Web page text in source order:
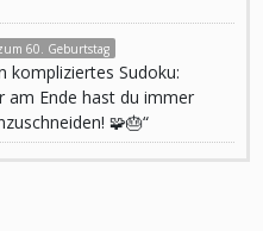
60. Geburtstag
kompliziertes Sudoku:
am Ende hast du immer
🧩🎂“